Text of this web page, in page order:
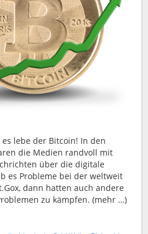
lebe der Bitcoin! In den
die Medien randvoll mit
über die digitale
es Probleme bei der weltweit
dann hatten auch andere
zu kämpfen. (mehr …)